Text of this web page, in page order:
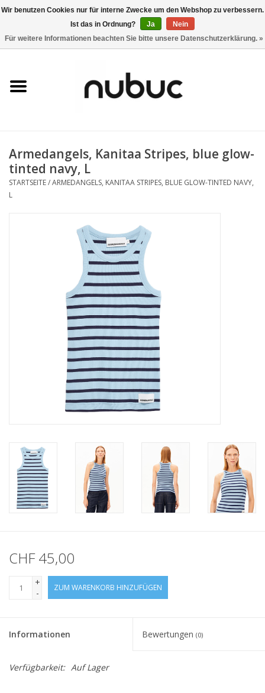
0 Artikel - CHF 0,00
Damen
Accessoires
Home
Armedangels, Kanitaa Stripes, blue glow-
tinted navy, L
STARTSEITE/ARMEDANGELS, KANITAA STRIPES, BLUE GLOW-TINTED NAVY,
L
CHF 45,00
+
-
ZUM WARENKORB HINZUFÜGEN
Informationen Bewertungen (0)
Verfügbarkeit: Auf Lager
Wir benutzen Cookies nur für interne Zwecke um den Webshop zu verbessern.
Ist das in Ordnung?
Ja
Nein
Für weitere Informationen beachten Sie bitte unsere Datenschutzerklärung. »